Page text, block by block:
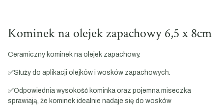
Kominek na olejek zapachowy 6,5 x 8cm
Ceramiczny kominek na olejek zapachowy.
✅Służy do aplikacji olejków i wosków zapachowych.
✅Odpowiednia wysokość kominka oraz pojemna miseczka
sprawiają, że kominek idealnie nadaje się do wosków